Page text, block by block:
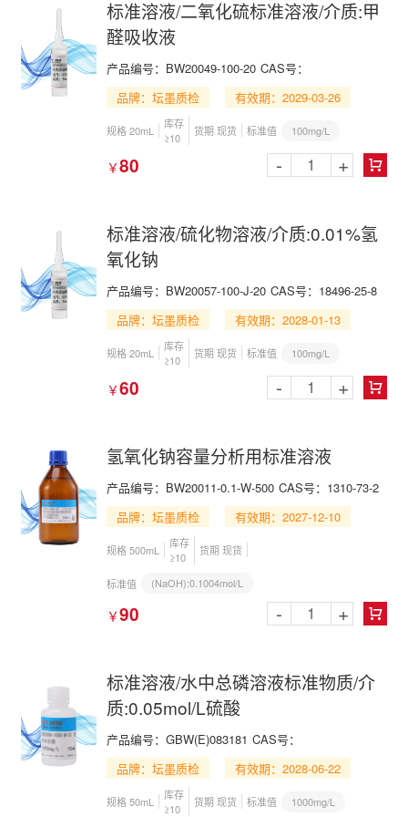
标准溶液/二氧化硫标准溶液/介质:甲
醛吸收液
产品编号：BW20049-100-20 CAS号：
品牌：坛墨质检
有效期：2029-03-26
规格 20mL
库存
≥10
货期 现货 标准值 100mg/L
￥80 
- +
标准溶液/硫化物溶液/介质:0.01%氢
氧化钠
产品编号：BW20057-100-J-20 CAS号：18496-25-8
品牌：坛墨质检
有效期：2028-01-13
规格 20mL
库存
≥10
货期 现货 标准值 100mg/L
￥60 
- +
氢氧化钠容量分析用标准溶液
产品编号：BW20011-0.1-W-500 CAS号：1310-73-2
品牌：坛墨质检
有效期：2027-12-10
规格 500mL
库存
≥10
货期 现货
标准值 (NaOH):0.1004mol/L
￥90 
- +
标准溶液/水中总磷溶液标准物质/介
质:0.05mol/L硫酸
产品编号：GBW(E)083181 CAS号：
品牌：坛墨质检
有效期：2028-06-22
规格 50mL
库存
≥10
货期 现货 标准值 1000mg/L